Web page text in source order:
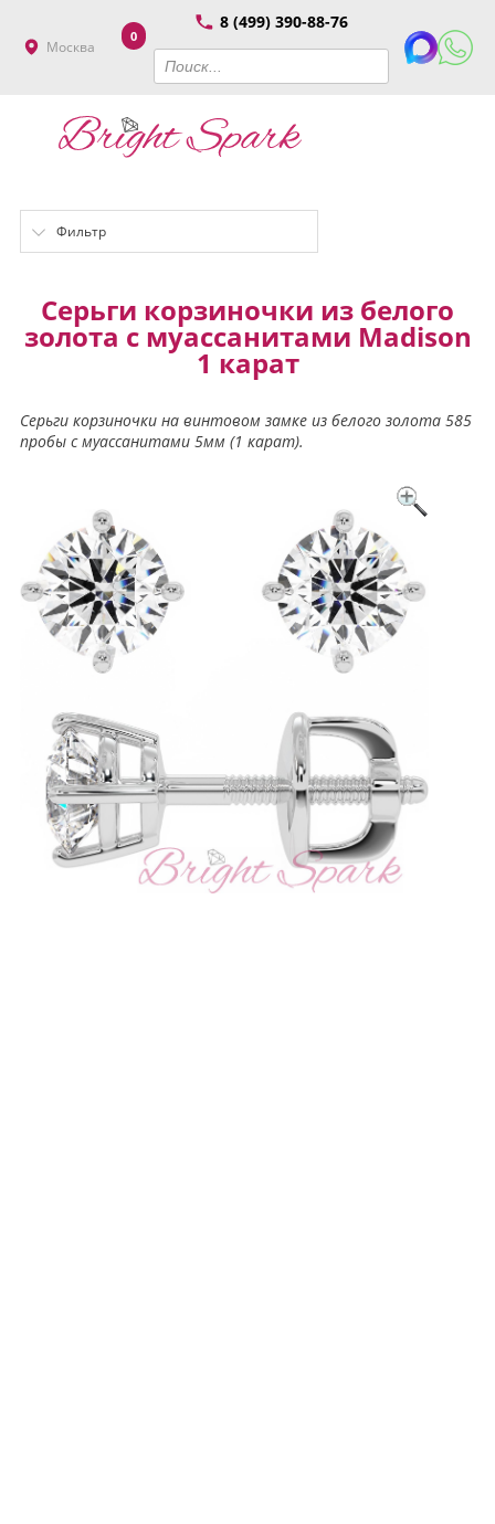
Москва
8 (499) 390-88-76
0
Фильтр
Серьги корзиночки из белого
золота с муассанитами Madison
1 карат
Серьги корзиночки на винтовом замке из белого золота 585
пробы с муассанитами 5мм (1 карат).